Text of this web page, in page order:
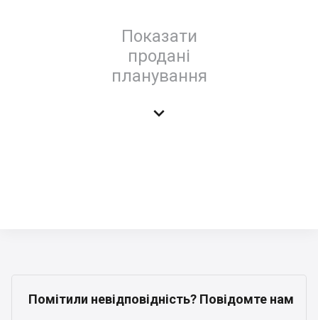
Показати
продані
планування

Помітили невідповідність? Повідомте нам